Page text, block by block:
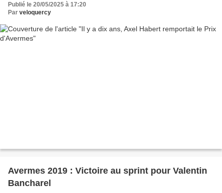
Publié le 20/05/2025 à 17:20
Par veloquercy
Avermes 2019 : Victoire au sprint pour Valentin
Bancharel